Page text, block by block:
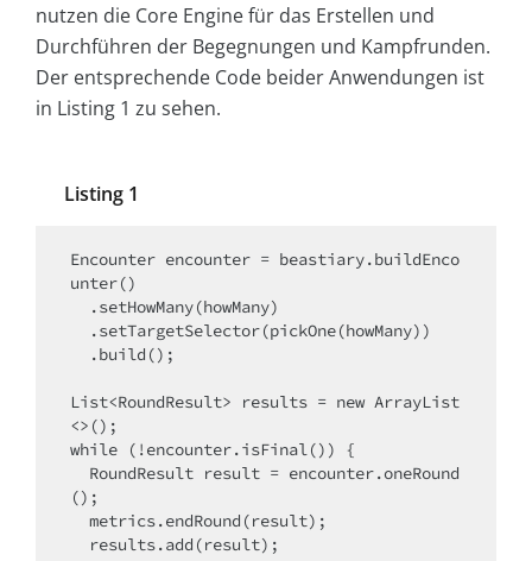
nutzen die Core Engine für das Erstellen und
Durchführen der Begegnungen und Kampfrunden.
Der entsprechende Code beider Anwendungen ist
in Listing 1 zu sehen.
Listing 1
Encounter encounter = beastiary.buildEnco
unter()
List<RoundResult> results = new ArrayList
<>();
while (!encounter.isFinal()) {
();